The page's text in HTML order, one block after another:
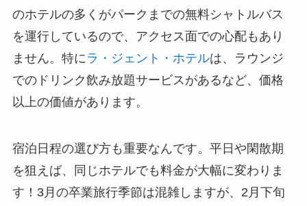
のホテルの多くがパークまでの無料シャトルバス
を運行しているので、アクセス面での心配もあり
ません。特に ラ・ジェント・ホテルは、ラウンジ
でのドリンク飲み放題サービスがあるなど、価格
以上の価値があります。
宿泊日程の選び方も重要なんです。平日や閑散期
を狙えば、同じホテルでも料金が大幅に変わりま
す！3月の卒業旅行季節は混雑しますが、2月下旬